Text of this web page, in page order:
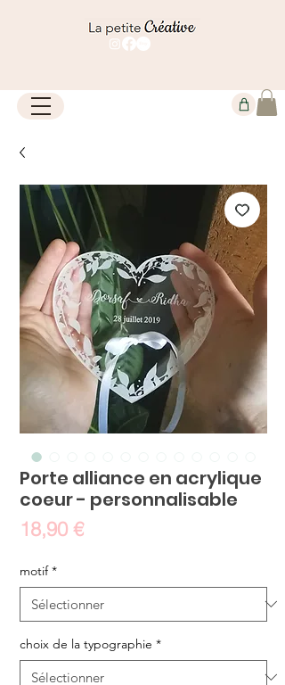
Porte alliance en acrylique
coeur - personnalisable
18,90 €Prix
motif *
choix de la typographie *